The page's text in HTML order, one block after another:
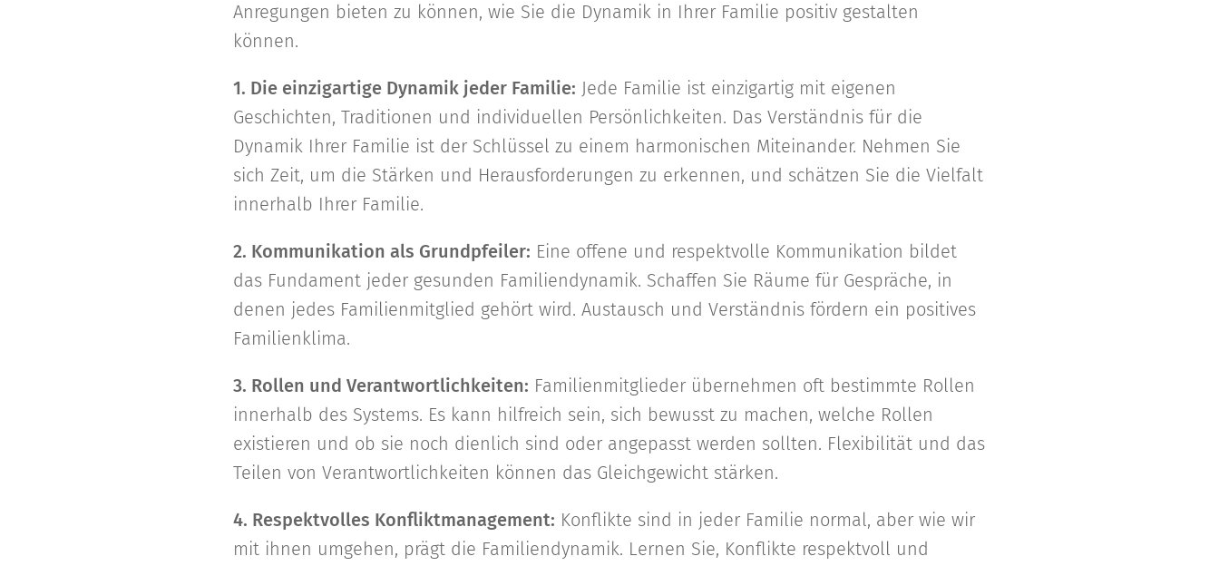
Anregungen bieten zu können, wie Sie die Dynamik in Ihrer Familie positiv gestalten
können.
1. Die einzigartige Dynamik jeder Familie: Jede Familie ist einzigartig mit eigenen
Geschichten, Traditionen und individuellen Persönlichkeiten. Das Verständnis für die
Dynamik Ihrer Familie ist der Schlüssel zu einem harmonischen Miteinander. Nehmen Sie
sich Zeit, um die Stärken und Herausforderungen zu erkennen, und schätzen Sie die Vielfalt
innerhalb Ihrer Familie.
2. Kommunikation als Grundpfeiler: Eine offene und respektvolle Kommunikation bildet
das Fundament jeder gesunden Familiendynamik. Schaffen Sie Räume für Gespräche, in
denen jedes Familienmitglied gehört wird. Austausch und Verständnis fördern ein positives
Familienklima.
3. Rollen und Verantwortlichkeiten: Familienmitglieder übernehmen oft bestimmte Rollen
innerhalb des Systems. Es kann hilfreich sein, sich bewusst zu machen, welche Rollen
existieren und ob sie noch dienlich sind oder angepasst werden sollten. Flexibilität und das
Teilen von Verantwortlichkeiten können das Gleichgewicht stärken.
4. Respektvolles Konfliktmanagement: Konflikte sind in jeder Familie normal, aber wie wir
mit ihnen umgehen, prägt die Familiendynamik. Lernen Sie, Konflikte respektvoll und